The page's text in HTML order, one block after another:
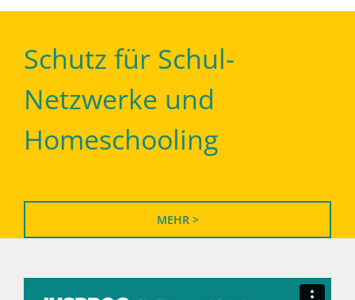
Schutz für Schul-
Netzwerke und
Homeschooling
MEHR >